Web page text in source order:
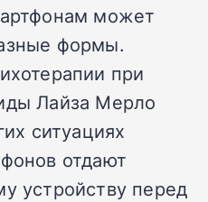
может
формы.
при
Лайза Мерло
ситуациях
отдают
устройству перед